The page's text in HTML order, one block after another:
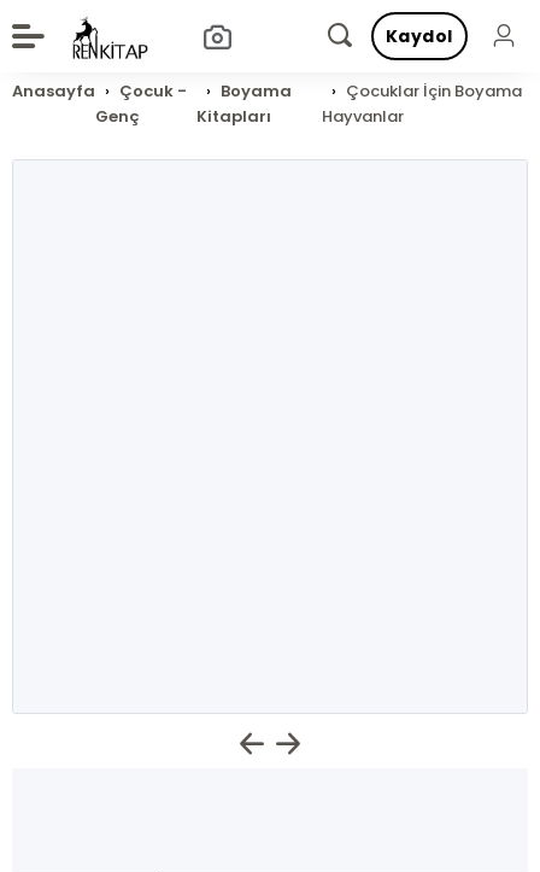
Kaydol
Anasayfa
Çocuk -
Genç
Boyama
Kitapları
Çocuklar İçin Boyama
Hayvanlar